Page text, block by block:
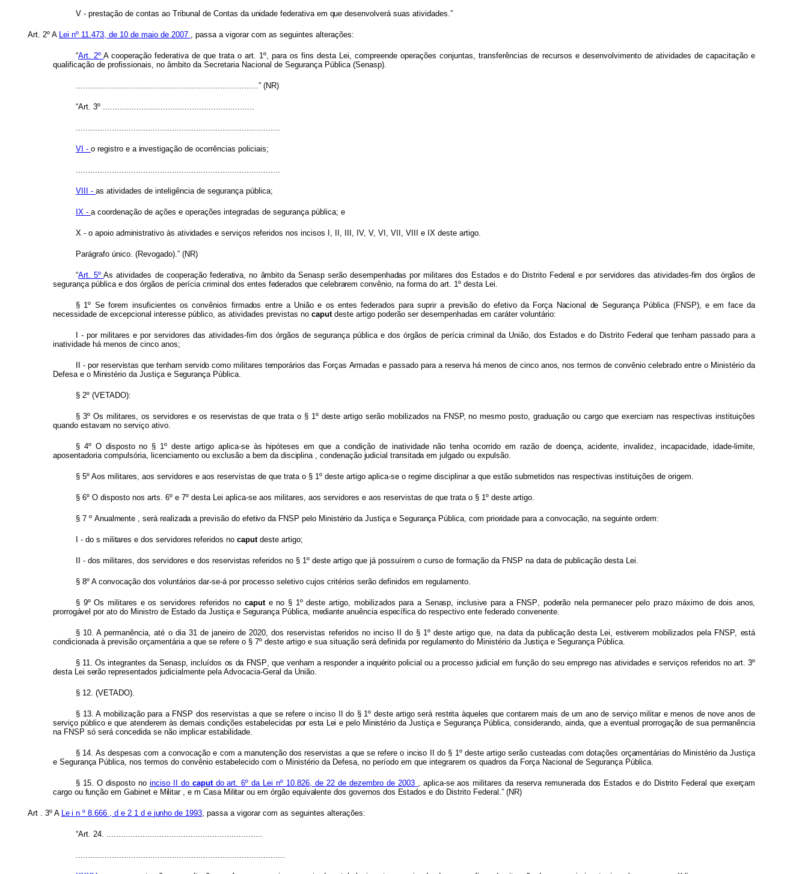
V - prestação de contas ao Tribunal de Contas da unidadefederativa em quedesenvolverá suas atividades.”
Art. 2º A Lei nº 11.473, de 10 de maio de 2007 , passa a vigorar com as seguintes alterações:
“Art. 2º A cooperação federativa de que trata o art. 1º, para os fins desta Lei, compreende operações conjuntas, transferências de recursos e desenvolvimento de atividades de capacitação e
qualificação de profissionais, no âmbito da Secretaria Nacional de Segurança Pública (Senasp).
............................................................................” (NR)
“Art. 3º ...............................................................
.....................................................................................
VI - o registro e a investigação de ocorrências policiais;
.....................................................................................
VIII - as atividades de inteligência de segurança pública;
IX - a coordenação de ações e operações integradas de segurança pública; e
X - o apoio administrativo às atividadese serviçosreferidosnosincisos I, II, III, IV,V, VI, VII, VIII e IX deste artigo.
Parágrafo único. (Revogado).” (NR)
“Art.5ºAsatividades de cooperação federativa,no âmbitodaSenaspserãodesempenhadas pormilitaresdos Estados e do Distrito Federal e por servidoresdasatividades-fim dos órgãosde
segurança pública e dos órgãos de perícia criminal dos entes federadosque celebraremconvênio, na forma do art. 1º desta Lei.
§ 1º Seforem insuficientesosconvênios firmados entre a Uniãoe osentesfederadospara suprira previsão doefetivoda Força Nacional de Segurança Pública (FNSP), eem faceda
necessidade de excepcional interesse público, as atividades previstas no caput deste artigo poderão ser desempenhadas em caráter voluntário:
I - pormilitareseporservidoresdas atividades-fimdosórgãosdesegurançapúblicaedosórgãos de períciacriminalda União, dos Estadose do Distrito Federalquetenhampassadoparaa
inatividade há menos de cinco anos;
II -por reservistasquetenham servido comomilitares temporários das Forças Armadasepassado para a reserva hámenos de cinco anos,nostermosdeconvêniocelebradoentreo Ministérioda
Defesa e o MinistériodaJustiça e Segurança Pública.
§ 2º (VETADO):
§ 3º Os militares, os servidores e os reservistasdeque trata o § 1º desteartigo serão mobilizados na FNSP,nomesmoposto,graduaçãoou cargoqueexerciamnasrespectivasinstituições
quando estavam no serviço ativo.
§ 4º O dispostono § 1ºdeste artigo aplica-se às hipótesesemquea condição de inatividadenãotenhaocorridoem razão de doença, acidente,invalidez,incapacidade,idade-limite,
aposentadoria compulsória, licenciamento ou exclusão a bem da disciplina ,condenação judicialtransitadaem julgado ou expulsão.
§ 5º Aos militares, aos servidores e aos reservistas de que trata o § 1º deste artigo aplica-se o regime disciplinar a que estão submetidos nas respectivas instituições de origem.
§ 6º O disposto nos arts. 6º e 7º desta Lei aplica-se aos militares, aos servidores e aos reservistas de que trata o § 1º deste artigo.
§ 7 º Anualmente ,será realizadaaprevisão do efetivoda FNS Ppel o MinistériodaJustiça e Segurança Pública, com prioridadeparaaconvocação,na seguinte ordem:
I - do s militaresedosservidoresreferidos nocaputdeste artigo;
II - dos militares, dos servidores e dos reservistasreferidos no § 1º desteartigoque já possuírem o curso de formação da FNSP na data de publicação desta Lei.
§ 8º A convocação dos voluntários dar-se-á por processo seletivo cujos critérios serão definidos em regulamento.
§ 9ºOs militares eosservidores referidos nocaput eno § 1ºdesteartigo, mobilizadosparaa Senasp, inclusivepara a FNSP, poderão nela permanecerpelo prazomáximo dedois anos,
prorrogáve lporatodo Ministro de EstadodaJustiça e Segurança Pública, medianteanuência específicado respectivo ente federado convenente.
§ 10.Apermanência,até o dia 31 de janeirode2020,dosreservistas referidos no inciso II do § 1ºdesteartigoque, na data da publicação desta Lei, estiveremmobilizados pel a FNSP, está
condicionada à previsão orçamentária a que se refere o § 7º deste artigo e sua situação será definida por regulamentodo Ministério da JustiçaeSegurança Pública.
§ 11.OsintegrantesdaSenasp,incluídos os da FNSP,quevenhamaresponder a inquérito policial ou a processo judicialemfunção do seu emprego nas atividades eserviçosreferidosnoart.3º
desta Lei serãorepresentados judicialmente pelaAdvocacia-Geral da União.
§ 12. (VETADO).
§ 13.A mobilizaçãopara a FNSP dos reservistas aque serefere oinciso IIdo § 1º desteartigoserá restrita àqueles quecontaremmais deum anode serviçomilitar emenos denove anosde
serviçopúblicoeque atenderem às demaiscondiçõesestabelecidas por esta Lei e pel o MinistériodaJustiçae Segurança Pública, considerando,ainda,queaeventualprorrogação de sua permanência
na FNSP só será concedida se não implicar estabilidade.
§ 14. As despesascom a convocaçãoe com amanutenção dosreservistas a queserefereo inciso do § 1º desteartigoserão custeadascomdotações orçamentáriasdo MinistériodaJustiça
e Segurança Pública,nostermosdoconvênioestabelecidocomo Ministérioda Defesa,noperíodoemqueintegrarem os quadros da Força Nacional de Segurança Pública.
§ 15. O disposto no inciso do caput doart.6ºda Leinº 10.826,de22dedezembrode2003 ,aplica-seaosmilitares da reservaremunerada dos Estados e do Distrito Federal que exerçam
cargo ou funçãoemGabinet e Militar ,e m Casa Militarouem órgão equivalentedosgovernos dos Estadosedo Distrito Federal.” (NR)
Art . 3º A Leinº8.666 , d e 2 1 d e junhode 1993, passa a vigorar com as seguintes alterações:
“Art. 24. .................................................................
.......................................................................................